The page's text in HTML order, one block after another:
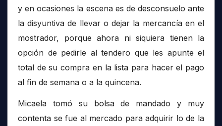
y en ocasiones la escena es de desconsuelo ante
la disyuntiva de llevar o dejar la mercancía en el
mostrador, porque ahora ni siquiera tienen la
opción de pedirle al tendero que les apunte el
total de su compra en la lista para hacer el pago
al fin de semana o a la quincena.
Micaela tomó su bolsa de mandado y muy
contenta se fue al mercado para adquirir lo de la